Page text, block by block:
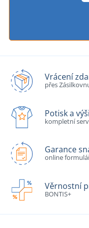
Vrácení
přes
Potisk a
kompletní
Garance
online
Věrnostní
BONTIS+